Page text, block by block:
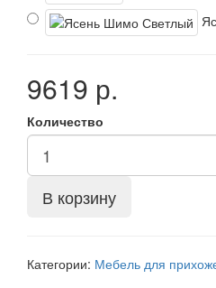
9619 р.
Количество
В корзину
Категории: Мебель для